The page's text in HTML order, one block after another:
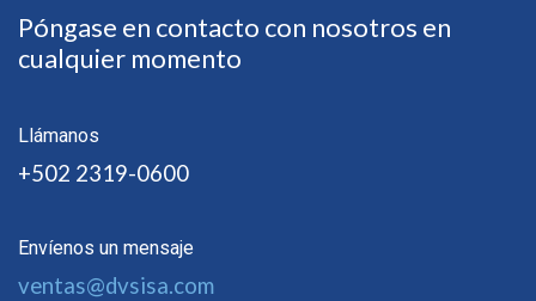
Póngase en contacto con nosotros en
cualquier momento
Llámanos
+502 2319-0600
Envíenos un mensaje
ventas@dvsisa.com